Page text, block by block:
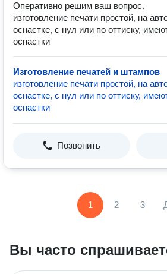
Оперативно решим ваш вопрос.
изготовление печати простой, на
оснастке, с нул или по оттиску,
оснастки
Изготовление печатей и штампов
изготовление печати простой, на
оснастке, с нул или по оттиску,
оснастки
Позвонить
1 2 3
Вы часто